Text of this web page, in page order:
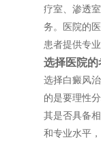
疗室、渗透
务。医院的
患者提供专
选择医院
选择白癜风
的是要理性
其是否具备
和专业水平